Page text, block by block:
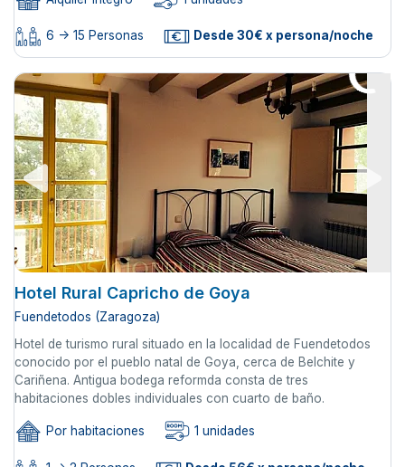
6 -> 15 Personas Desde 30€ x persona/noche
Hotel Rural Capricho de Goya
Fuendetodos (Zaragoza)
Hotel de turismo rural situado en la localidad de Fuendetodos
conocido por el pueblo natal de Goya, cerca de Belchite y
Cariñena. Antigua bodega reformda consta de tres
habitaciones dobles individuales con cuarto de baño.
Por habitaciones 1 unidades